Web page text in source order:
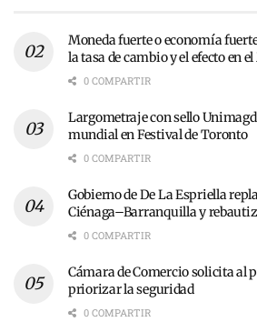
Moneda fuerte o economía
la tasa de cambio y el efecto en
0 COMPARTIR
Largometraje con sello
mundial en Festival de Toronto
0 COMPARTIR
Gobierno de De La Espriella
Ciénaga–Barranquilla y
0 COMPARTIR
Cámara de Comercio solicita al
priorizar la seguridad
0 COMPARTIR